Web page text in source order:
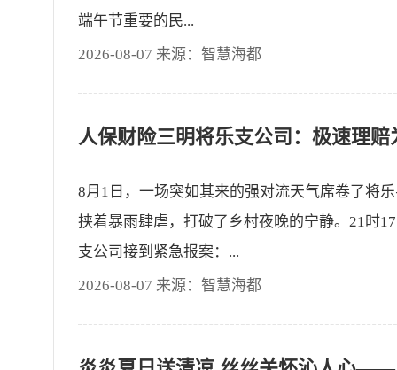
端午节重要的民...
2026-08-07 来源：智慧海都
8月1日，一场突如其来的强对流天气席卷了将
挟着暴雨肆虐，打破了乡村夜晚的宁静。21时
支公司接到紧急报案：...
2026-08-07 来源：智慧海都